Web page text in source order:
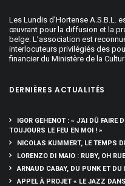
Les Lundis d’Hortense A.S.B.L.
œuvrant pour la diffusion et la
belge. L’association est
interlocuteurs privilégiés des
financier du Ministère de la
DERNIÈRES ACTUALITÉS
IGOR GEHENOT : « J’AI DÛ FAIRE
TOUJOURS LE FEU EN MOI ! »
NICOLAS KUMMERT, LE TEMPS
LORENZO DI MAIO : RUBY, OH
ARNAUD CABAY, DU PUNK ET
APPEL À PROJET « LE JAZZ